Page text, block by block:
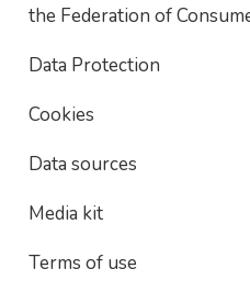
the Federation of
Data Protection
Cookies
Data sources
Media kit
Terms of use